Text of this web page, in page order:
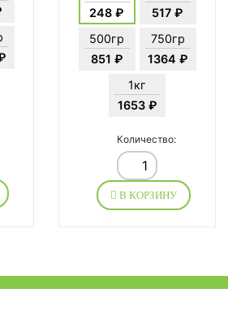
248 ₽
517 ₽
500гр
851 ₽
750гр
1364 ₽
1кг
1653 ₽
Количество:
В КОРЗИНУ